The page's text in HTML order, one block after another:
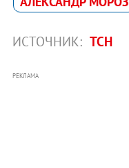
ИСТОЧНИК: ТСН
РЕКЛАМА